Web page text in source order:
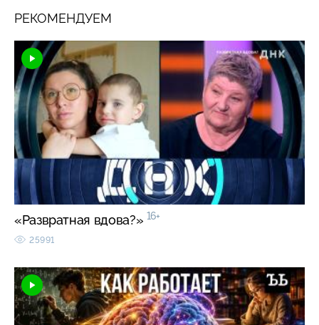
РЕКОМЕНДУЕМ
«Развратная вдова?» 16+
25991